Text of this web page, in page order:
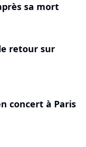
sa mort
retour sur
concert à Paris